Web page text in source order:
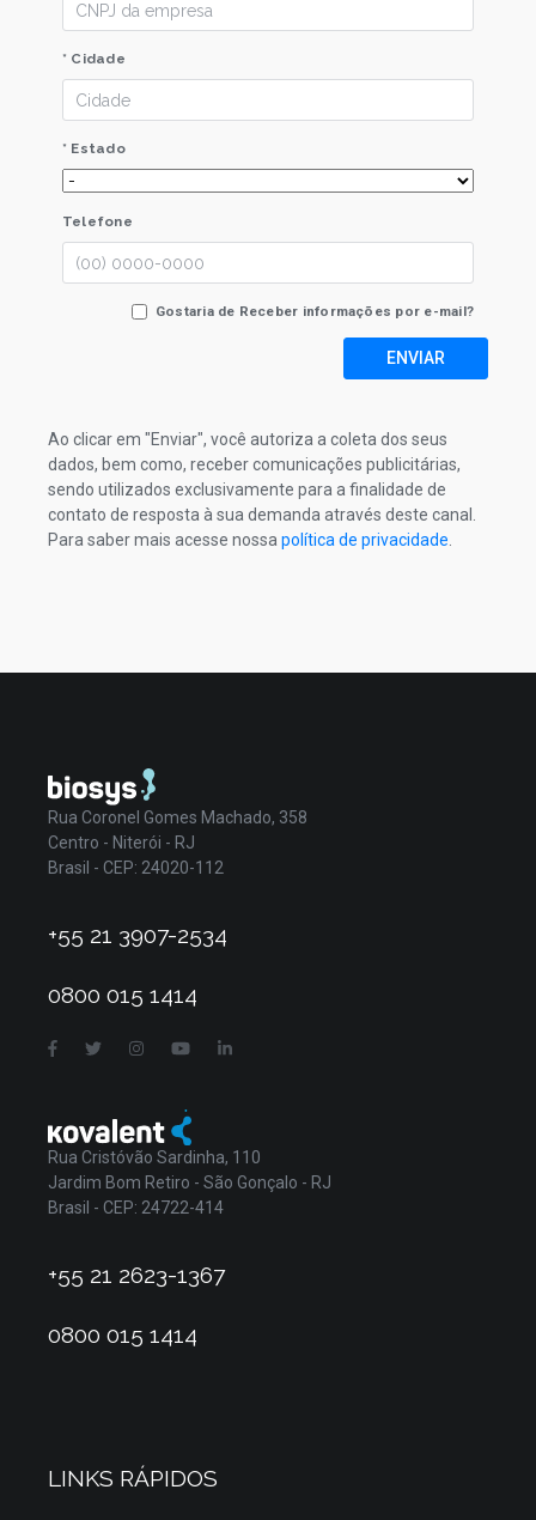
* Cidade
* Estado
Telefone
Gostaria de Receber informações por e-mail?
ENVIAR
Ao clicar em "Enviar", você autoriza a coleta dos seus
dados, bem como, receber comunicações publicitárias,
sendo utilizados exclusivamente para a finalidade de
contato de resposta à sua demanda através deste canal.
Para saber mais acesse nossa política de privacidade
Rua Coronel Gomes Machado, 358
Centro - Niterói - RJ
Brasil - CEP: 24020-112
+55 21 3907-2534
0800 015 1414
Rua Cristóvão Sardinha, 110
Jardim Bom Retiro - São Gonçalo - RJ
Brasil - CEP: 24722-414
+55 21 2623-1367
0800 015 1414
LINKS RÁPIDOS